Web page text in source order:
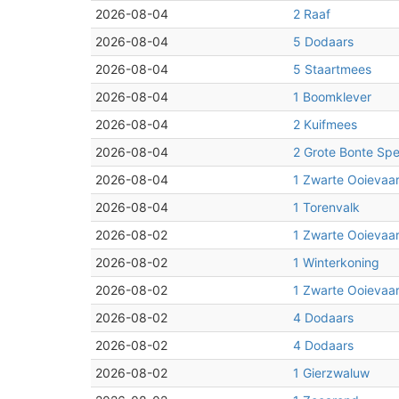
2026-08-04
2 Raaf
2026-08-04
5 Dodaars
2026-08-04
5 Staartmees
2026-08-04
1 Boomklever
2026-08-04
2 Kuifmees
2026-08-04
2 Grote Bonte
2026-08-04
1 Zwarte Ooievaar
2026-08-04
1 Torenvalk
2026-08-02
1 Zwarte Ooievaar
2026-08-02
1 Winterkoning
2026-08-02
1 Zwarte Ooievaar
2026-08-02
4 Dodaars
2026-08-02
4 Dodaars
2026-08-02
1 Gierzwaluw